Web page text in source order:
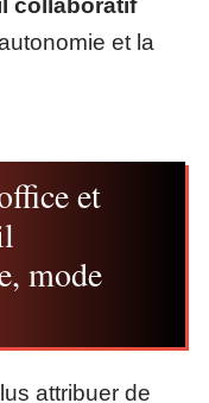
et la
et
mode
attribuer de